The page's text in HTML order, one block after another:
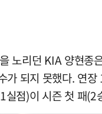
노리던 KIA 양현종
가 되지 못했다. 연
실점)이 시즌 첫 패(2